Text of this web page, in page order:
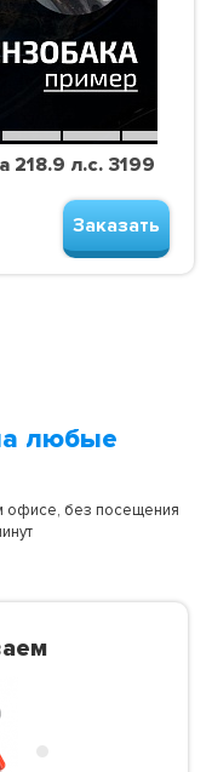
218.9 л.с. 3199
Заказать
любые
офисе, без посещения